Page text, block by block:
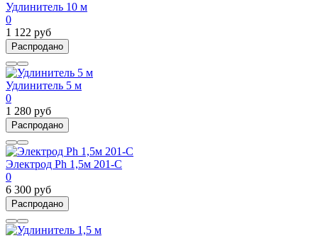
Удлинитель 10 м
0
1 122 руб
Распродано
Удлинитель 5 м
0
1 280 руб
Распродано
Электрод Ph 1,5м 201-С
0
6 300 руб
Распродано